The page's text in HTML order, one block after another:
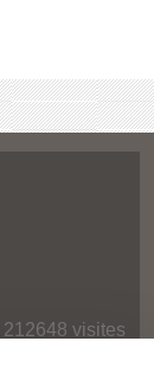
212648 visites